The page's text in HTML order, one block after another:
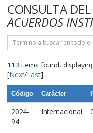
CONSULTA
ACUERDOS
113 items found,
[Next/Last]
Código Carácter
2024-
94
Internacional